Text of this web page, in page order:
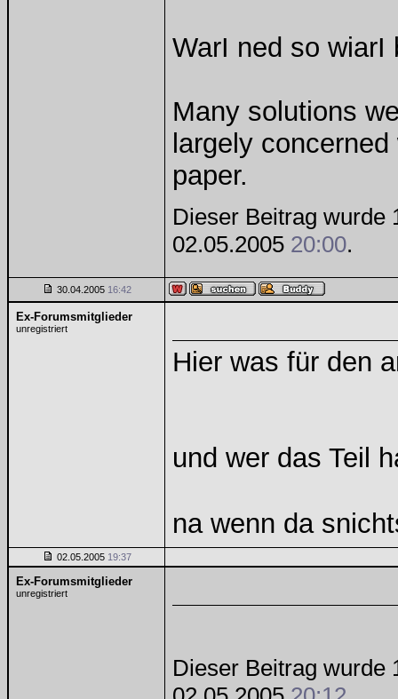
WarI ned so wiarI
Many solutions
largely
paper.
Dieser Beitrag wurde
02.05.2005 20:00.
30.04.2005 16:42
Ex-Forumsmitglieder
unregistriert
Hier was für den
und wer das Teil
na wenn da
02.05.2005 19:37
Ex-Forumsmitglieder
unregistriert
Dieser Beitrag wurde